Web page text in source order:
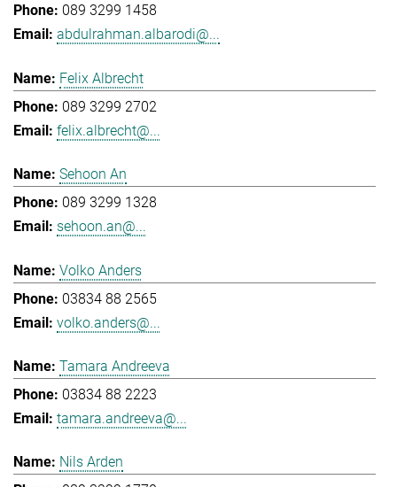
089 3299 1458
abdulrahman.albarodi@...
Felix Albrecht
089 3299 2702
felix.albrecht@...
Sehoon An
089 3299 1328
sehoon.an@...
Volko Anders
03834 88 2565
volko.anders@...
Tamara Andreeva
03834 88 2223
tamara.andreeva@...
Nils Arden